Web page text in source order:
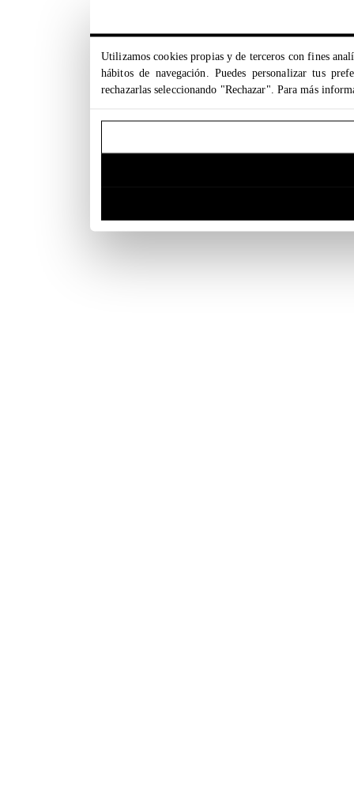
Utilizamos cookies propias y de terceros con fines
hábitos de navegación. Puedes personalizar tus
rechazarlas seleccionando "Rechazar". Para más